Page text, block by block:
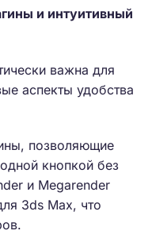
и интуитивный
важна для
аспекты удобства
позволяющие
кнопкой без
и Megarender
3ds Max, что